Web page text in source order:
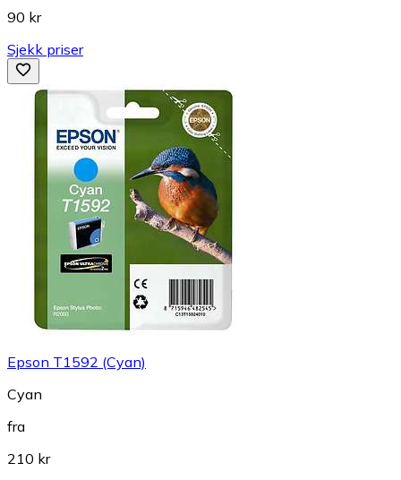
90 kr
Sjekk priser
Epson T1592 (Cyan)
Cyan
fra
210 kr